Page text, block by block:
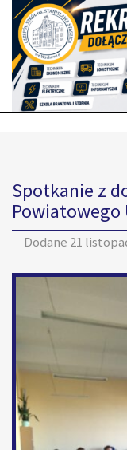
Spotkanie z
Powiatowego
Dodane 21